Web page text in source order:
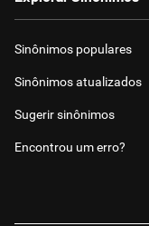
Sinônimos populares
Sinônimos atualizados
Sugerir sinônimos
Encontrou um erro?